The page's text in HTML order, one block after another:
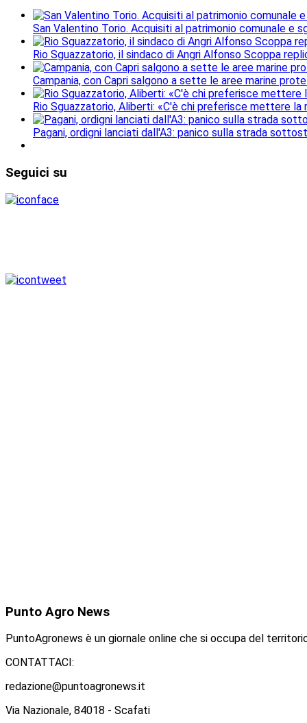
San Valentino Torio. Acquisiti al patrimonio comunale e
Rio Sguazzatorio, il sindaco di Angri Alfonso Scoppa
Campania, con Capri salgono a sette le aree marine
Rio Sguazzatorio, Aliberti: «C'è chi preferisce mettere la
Pagani, ordigni lanciati dall'A3: panico sulla strada
Seguici su
Punto Agro News
PuntoAgronews è un giornale online che si occupa del
CONTATTACI:
redazione@puntoagronews.it
Via Nazionale, 84018 - Scafati